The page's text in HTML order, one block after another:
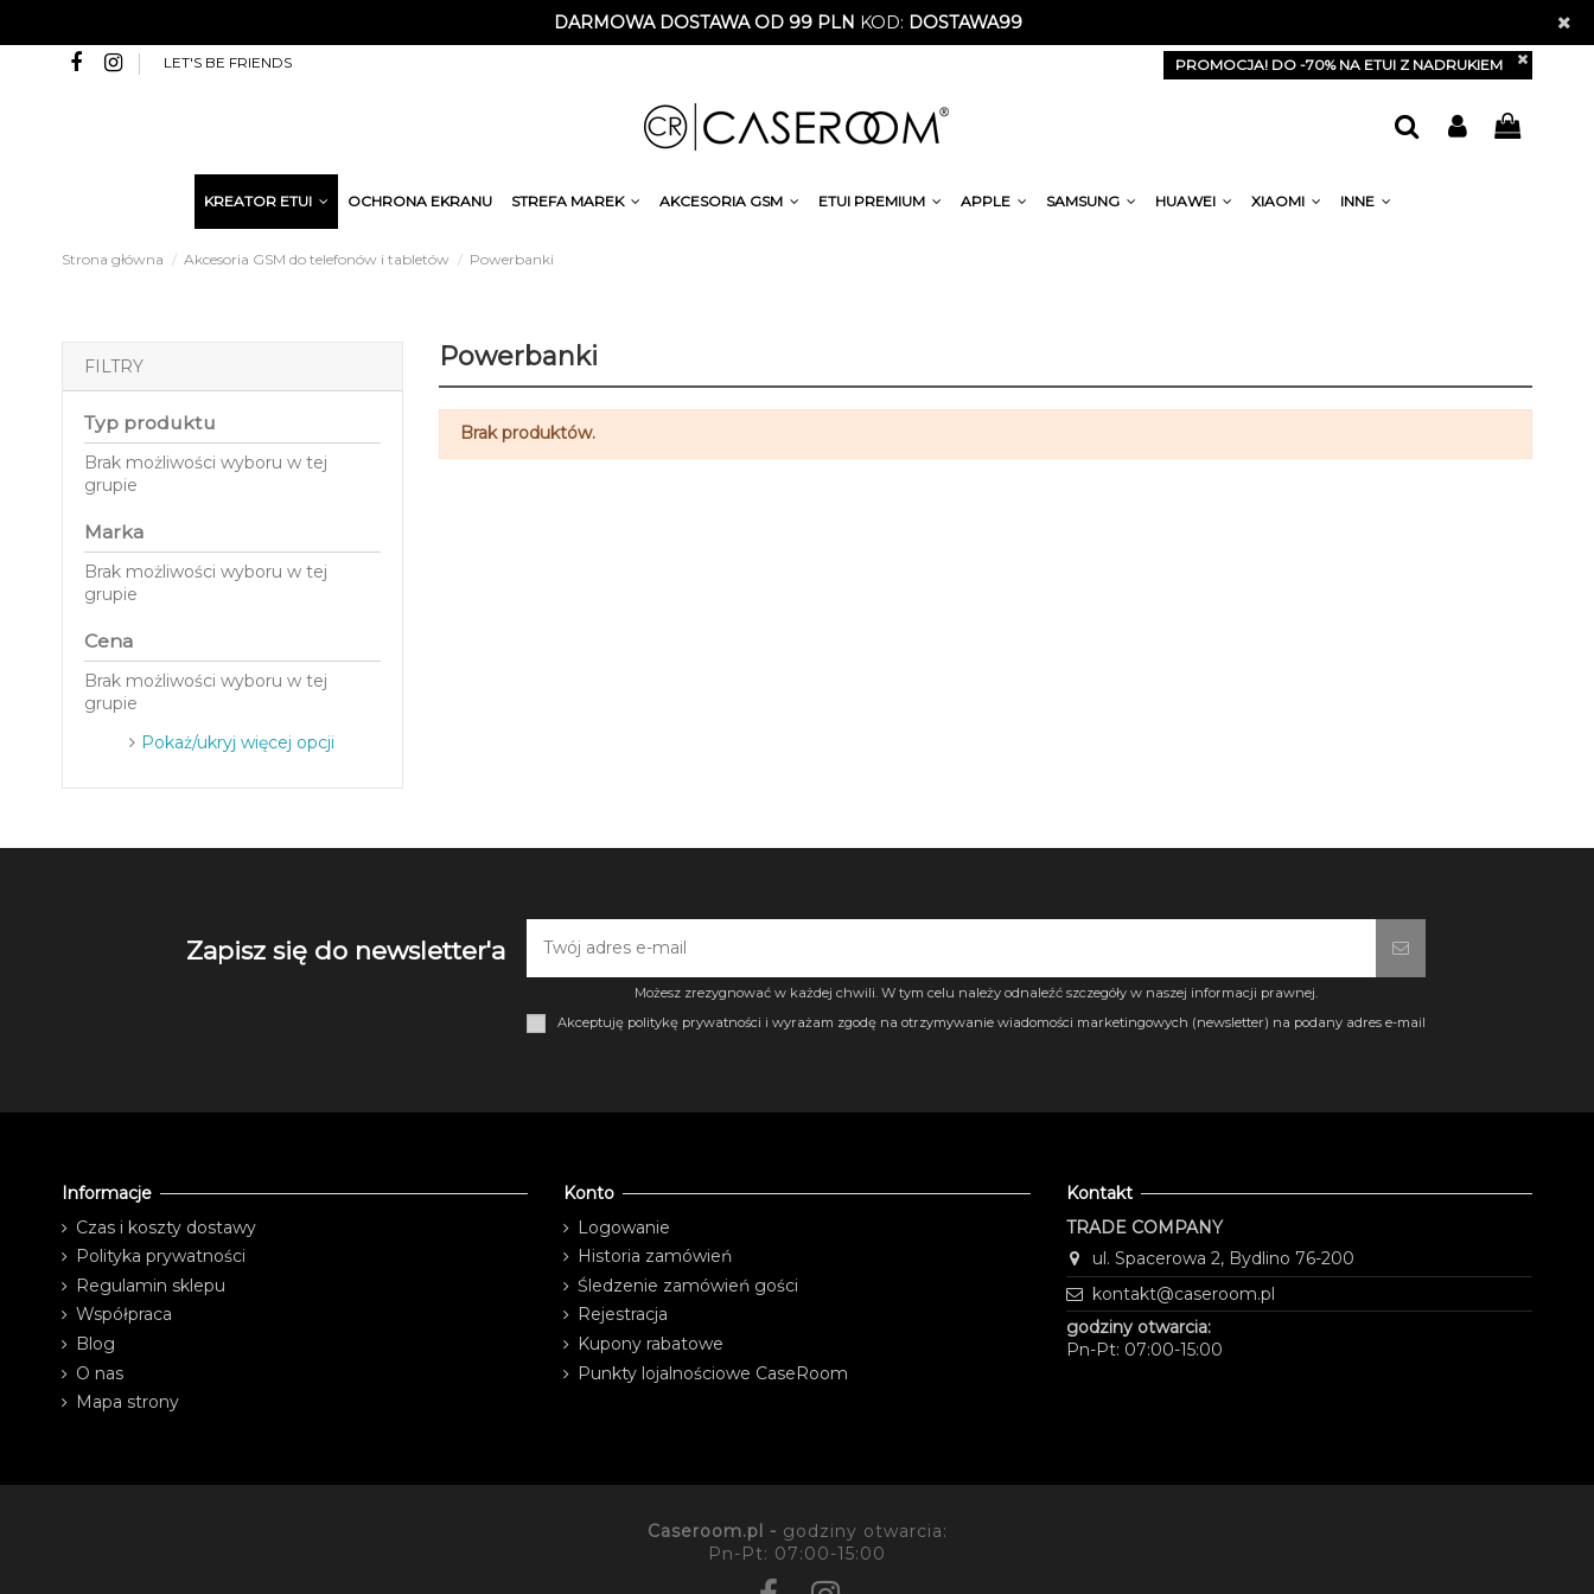
DARMOWA DOSTAWA OD 99 PLN KOD: DOSTAWA99
LET'S BE FRIENDS PROMOCJA! DO -70% NA ETUI Z NADRUKIEM
KREATOR ETUI OCHRONA EKRANU STREFA MAREK AKCESORIA GSM ETUI PREMIUM APPLE SAMSUNG HUAWEI XIAOMI INNE
Strona główna Akcesoria GSM do telefonów i tabletów Powerbanki
Powerbanki
Brak produktów.
FILTRY
Typ produktu
Brak możliwości wyboru w tej
grupie
Marka
Brak możliwości wyboru w tej
grupie
Cena
Brak możliwości wyboru w tej
grupie
Pokaż/ukryj więcej opcji
Zapisz się do newsletter'a
Możesz zrezygnować w każdej chwili. W tym celu należy odnaleźć szczegóły w naszej informacji prawnej.
Akceptuję politykę prywatności i wyrażam zgodę na otrzymywanie wiadomości marketingowych (newsletter) na podany adres e-mail
Informacje
Czas i koszty dostawy
Polityka prywatności
Regulamin sklepu
Współpraca
Blog
O nas
Mapa strony
Konto
Logowanie
Historia zamówień
Śledzenie zamówień gości
Rejestracja
Kupony rabatowe
Punkty lojalnościowe CaseRoom
Kontakt
TRADE COMPANY
ul. Spacerowa 2, Bydlino 76-200
kontakt@caseroom.pl
godziny otwarcia:
Pn-Pt: 07:00-15:00
Caseroom.pl - godziny otwarcia:
Pn-Pt: 07:00-15:00